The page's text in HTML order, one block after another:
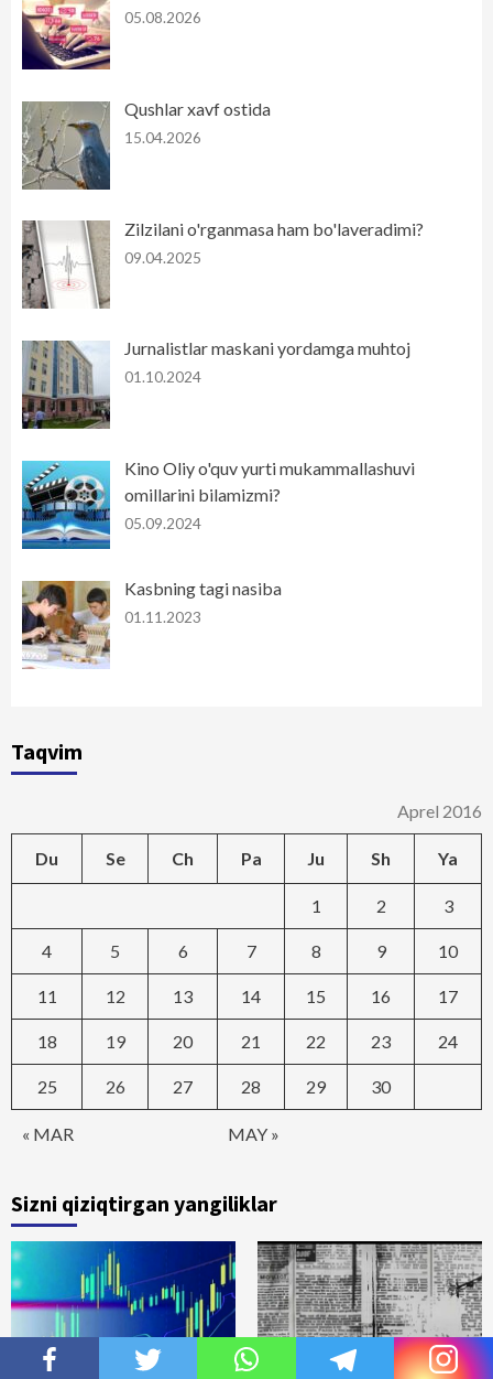
05.08.2026
Qushlar xavf ostida
15.04.2026
Zilzilani o'rganmasa ham bo'laveradimi?
09.04.2025
Jurnalistlar maskani yordamga muhtoj
01.10.2024
Kino Oliy o'quv yurti mukammallashuvi
omillarini bilamizmi?
05.09.2024
Kasbning tagi nasiba
01.11.2023
Taqvim
Aprel 2016
Du Se Ch Pa Ju Sh Ya
« MAR MAY »
1 2 3
4 5 6 7 8 9 10
11 12 13 14 15 16 17
18 19 20 21 22 23 24
25 26 27 28 29 30
Sizni qiziqtirgan yangiliklar